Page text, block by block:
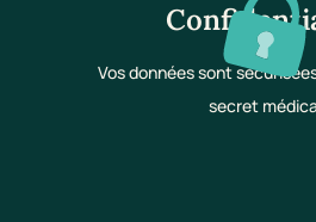
Vos données sont
secret